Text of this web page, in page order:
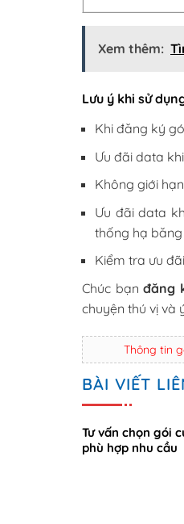
Xem thêm:
Lưu ý khi sử
Khi đăng ký
Ưu đãi data
Không giới
Ưu đãi data
thống hạ
Kiểm tra ưu
Chúc bạnđăng
chuyện thú vị và
Thông tin
BÀI VIẾT
Tư vấn chọn gói
phù hợp nhu cầu